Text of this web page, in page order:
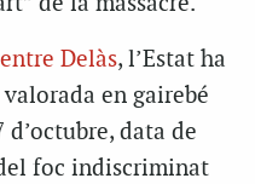
Delàs, l’Estat ha
en gairebé
data de
foc indiscriminat